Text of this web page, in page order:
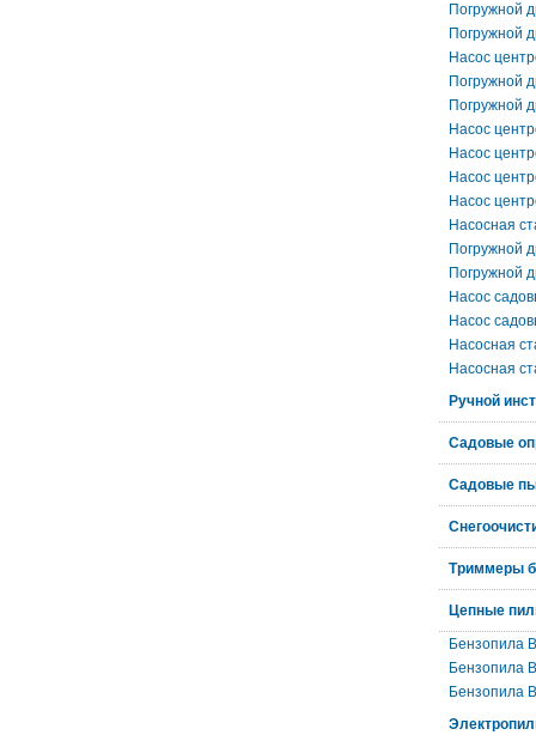
Погружной
Погружной
Насос
Погружной
Погружной
Насос
Насос
Насос
Насос
Насосная
Погружной
Погружной
Насос
Насос
Насосная
Насосная
Ручной
Садовые
Садовые
Триммеры
Цепные
Бензопила
Бензопила
Бензопила